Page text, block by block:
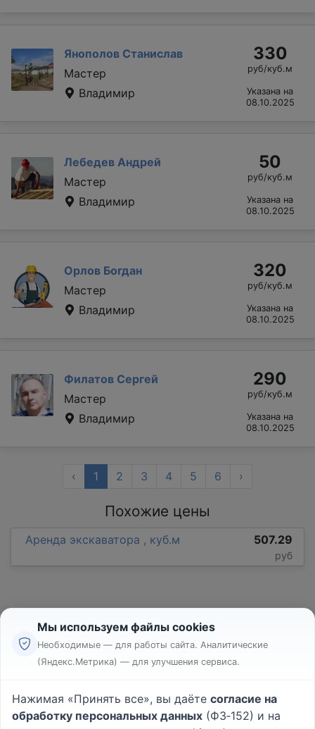
Янополов Станислав
Мастер
Владимир
330
руб/куб.м
Указана на
08.10.2025
Лебедев Андрей
Мастер
Владимир
50
руб/куб.м
Указана на
08.10.2025
Орлов Богдан
Мастер
Владимир
320
руб/куб.м
Указана на
08.10.2025
Филатов Сергей
Мастер
Владимир
290
руб/куб.м
Указана на
08.10.2025
‹ 1 2 3 4 5 6 ›
Похожие цены
Аренда экскаватора , куб.м 507.29
руб
Реклама
Пользовательское соглашение
Политика конфиденциальности
Мы используем файлы cookies
Необходимые — для работы сайта. Аналитические
(Яндекс.Метрика) — для улучшения сервиса.
Нажимая «Принять все», вы даёте согласие на
обработку персональных данных (ФЗ‑152) и на